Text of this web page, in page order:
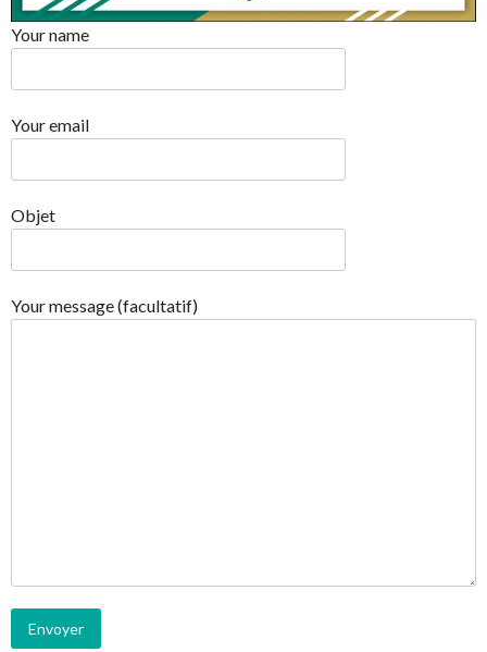
Your name
Your email
Objet
Your message (facultatif)